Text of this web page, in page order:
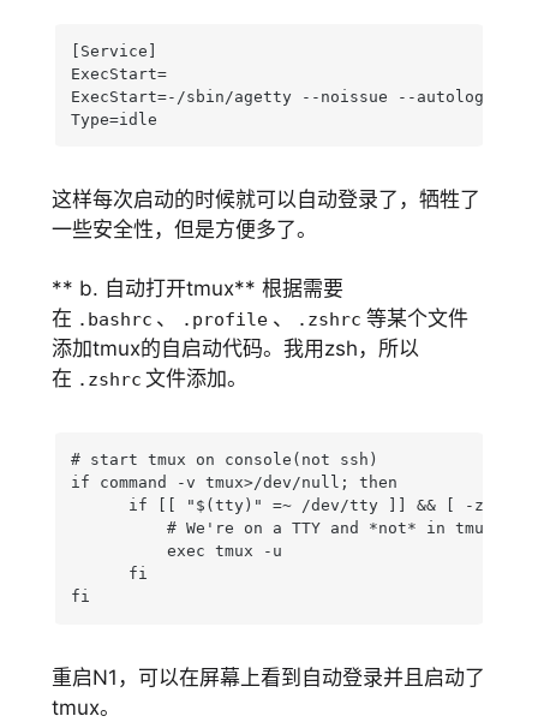
[Service]
ExecStart=
ExecStart=-/sbin/agetty --noissue --autologin 用户
这样每次启动的时候就可以自动登录了，牺牲了
一些安全性，但是方便多了。
** b. 自动打开tmux** 根据需要
在 .bashrc 、 .profile 、 .zshrc 等某个文件
添加tmux的自启动代码。我用zsh，所以
在 .zshrc 文件添加。
# start tmux on console(not ssh)
if command -v tmux>/dev/null; then
if [[ "$(tty)" =~ /dev/tty ]] && [ -z
          # We're on a TTY and *not* in tmux
          exec tmux -u
      fi
fi
重启N1，可以在屏幕上看到自动登录并且启动了
tmux。